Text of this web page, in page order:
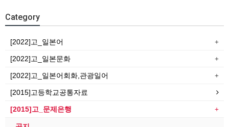
Category
[2022]고_일본어
[2022]고_일본문화
[2022]고_일본어회화,관광일어
[2015]고등학교공통자료
[2015]고_문제은행